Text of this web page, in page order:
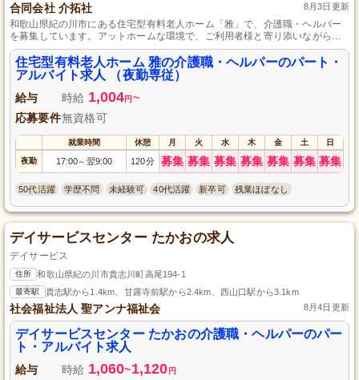
合同会社 介拓社 8月3日更新
和歌山県紀の川市にある住宅型有料老人ホーム「雅」で、介護職・ヘルパー
を募集しています。アットホームな環境で、ご利用者様と寄り添いながら働
ける職場です。未経験でも大歓迎、経験者は優遇いたします。パート・アル
バイトで柔軟な働き方が可能です。あなたのご応募をお待ちしております。
住宅型有料老人ホーム 雅の介護職・ヘルパーのパート・
アルバイト求人 （夜勤専従）
給与 時給 1,004円 ~
応募要件無資格可
就業時間 休憩 月 火 水 木 金 土 日
夜勤 17:00～ 翌9:00 120分 募集 募集 募集 募集 募集 募集 募集
50代活躍 学歴不問 未経験可 40代活躍 新卒可 残業ほぼなし
デイサービスセンター たかおの求人
デイサービス
住所 和歌山県紀の川市貴志川町高尾194-1
最寄駅 貴志駅から1.4km、甘露寺前駅から2.4km、西山口駅から3.1km
社会福祉法人 聖アンナ福祉会 8月4日更新
デイサービスセンター たかおの介護職・ヘルパーのパー
ト・アルバイト求人
給与 時給 1,060~1,120 円